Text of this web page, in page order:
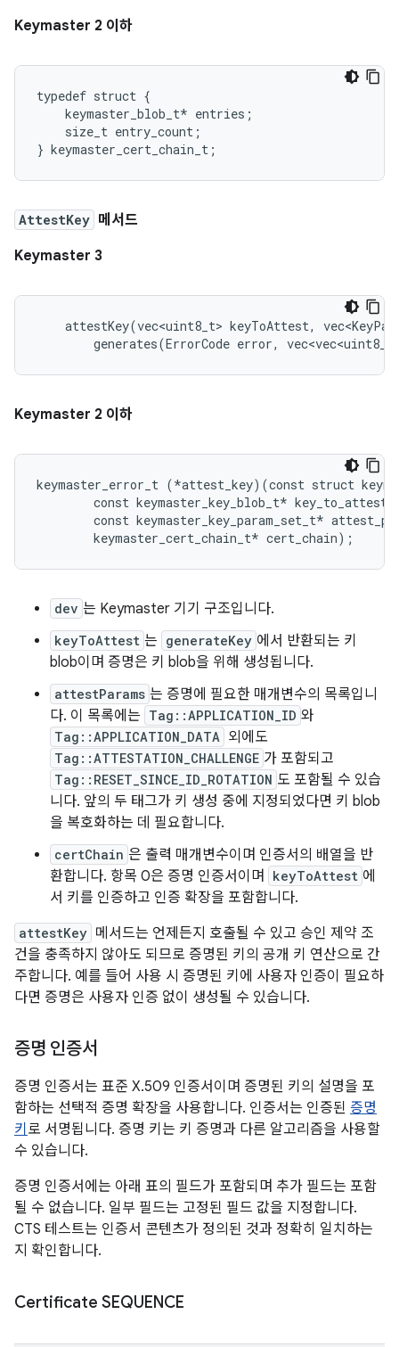
Keymaster 2 이하
typedef struct {
    keymaster_blob_t* entries;
    size_t entry_count;
AttestKey 메서드
Keymaster 3
attestKey(vec<uint8_t> keyToAttest,
generates(ErrorCode error,
Keymaster 2 이하
keymaster_error_t (*attest_key)(const struct
        const keymaster_key_blob_t* key_to_attest,
const keymaster_key_param_set_t*
dev 는 Keymaster 기기 구조입니다.
keyToAttest 는 generateKey 에서 반환되는 키
blob이며 증명은 키 blob을 위해 생성됩니다.
attestParams 는 증명에 필요한 매개변수의 목록입니
다. 이 목록에는 Tag::APPLICATION_ID 와
Tag::APPLICATION_DATA 외에도
Tag::ATTESTATION_CHALLENGE 가 포함되고
Tag::RESET_SINCE_ID_ROTATION 도 포함될 수 있습
니다. 앞의 두 태그가 키 생성 중에 지정되었다면 키 blob
을 복호화하는 데 필요합니다.
certChain 은 출력 매개변수이며 인증서의 배열을 반
환합니다. 항목 0은 증명 인증서이며
keyToAttest 에
서 키를 인증하고 인증 확장을 포함합니다.
attestKey 메서드는 언제든지 호출될 수 있고 승인 제약 조
건을 충족하지 않아도 되므로 증명된 키의 공개 키 연산으로 간
주합니다. 예를 들어 사용 시 증명된 키에 사용자 인증이 필요하
다면 증명은 사용자 인증 없이 생성될 수 있습니다.
증명 인증서
증명 인증서는 표준 X.509 인증서이며 증명된 키의 설명을 포
함하는 선택적 증명 확장을 사용합니다. 인증서는 인증된 증명
키 로 서명됩니다. 증명 키는 키 증명과 다른 알고리즘을 사용할
수 있습니다.
증명 인증서에는 아래 표의 필드가 포함되며 추가 필드는 포함
될 수 없습니다. 일부 필드는 고정된 필드 값을 지정합니다.
CTS 테스트는 인증서 콘텐츠가 정의된 것과 정확히 일치하는
지 확인합니다.
Certificate SEQUENCE